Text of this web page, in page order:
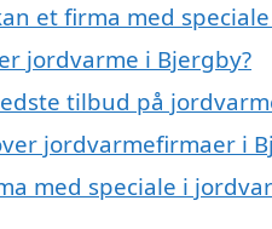
et firma med
jordvarme i Bjergby?
tilbud på
jordvarmefirmaer i
med speciale i